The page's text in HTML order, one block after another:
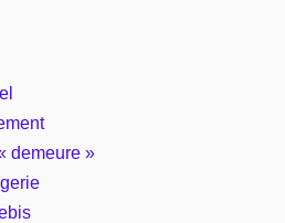
passage
demeure »